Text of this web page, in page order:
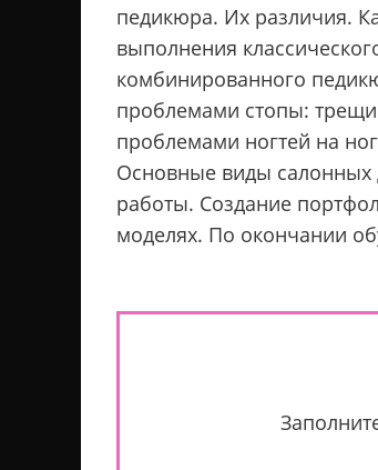
педикюра. Их различия.
выполнения
комбинированного
проблемами стопы:
проблемами ногтей на
Основные виды салонных
работы. Создание
моделях. По окончании